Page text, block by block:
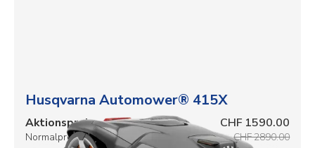
Husqvarna Automower® 415X
Aktionspreis CHF 1590.00
Normalpreis CHF 2890.00